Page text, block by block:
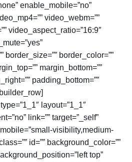
enable_mobile=”no”
video_webm=””
video_aspect_ratio=”16:9″
border_size=”” border_color=””
margin_bottom=””
padding_bottom=””
layout=”1_1″
link=”” target=”_self”
visibility,medium-
id=”” background_color=””
top”